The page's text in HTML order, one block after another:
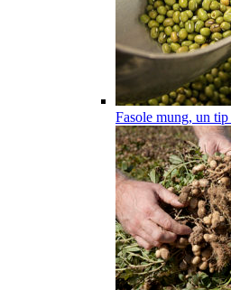
Fasole mung, un